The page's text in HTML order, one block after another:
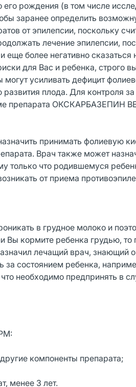
рождения (в том числе
заранее определить
от эпилепсии, поскольку
лечение эпилепсии,
еще более негативно
для Вас и ребенка, строго
усиливать дефицит
плода. Для контроля
препарата ОКСКАРБАЗЕПИН
принимать фолиевую
Врач также может
только что родившемуся
от приема
в грудное молоко и
Вы кормите ребенка грудью, то
лечащий врач, знающий
состоянием ребенка,
необходимо предпринять в
компоненты препарата;
менее 3 лет.